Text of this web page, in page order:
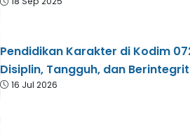
Pendidikan Karakter di Kodim
Disiplin, Tangguh, dan
16 Jul 2026